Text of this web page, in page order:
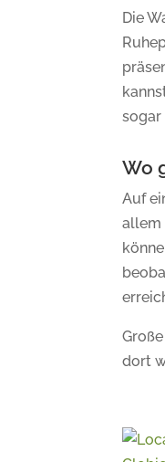
Die
sogar
Wo
Auf
allem
dort